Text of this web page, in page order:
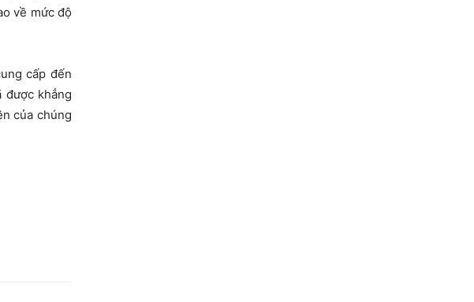
về mức độ
cấp đến
được khẳng
của chúng